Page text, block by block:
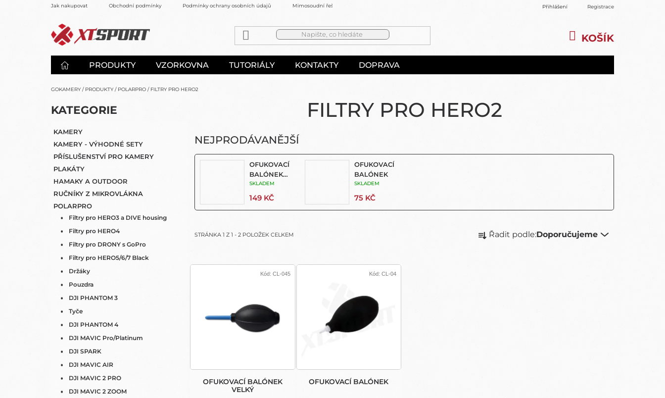
Jak nakupovat Obchodní podmínky Podmínky ochrany osobních údajů Mimosoudní řešení sporů Přihlášení Registrace
KOŠÍK
KOŠÍK
PRODUKTY VZORKOVNA TUTORIÁLY KONTAKTY DOPRAVA
GOKAMERY / PRODUKTY / POLARPRO / FILTRY PRO HERO2
P
O
S
T
R
A
N
N
P
PŘESKOČIT
K
T
E
G
O
R
E
KATEGORIE
KAMERY
KAMERY - VÝHODNÉ SETY
PŘÍSLUŠENSTVÍ PRO KAMERY
PLAKÁTY
HAMAKY A OUTDOOR
RUČNÍKY Z MIKROVLÁKNA
POLARPRO
Filtry pro HERO3 a DIVE housing
Filtry pro HERO4
Filtry pro DRONY s GoPro
Filtry pro HERO5/6/7 Black
Držáky
Pouzdra
DJI PHANTOM 3
Tyče
DJI PHANTOM 4
DJI MAVIC Pro/Platinum
DJI SPARK
DJI MAVIC AIR
DJI MAVIC 2 PRO
DJI MAVIC 2 ZOOM
FILTRY PRO HERO2
NEJPRODÁVANĚJŠÍ
OFUKOVACÍ
BALÓNEK
VELKÝ
SKLADEM
149 KČ
OFUKOVACÍ
BALÓNEK
SKLADEM
75 KČ
STRÁNKA 1 Z 1 - 2 POLOŽEK CELKEM
A Řadit podle:Doporučujeme
V
U
OFUKOVACÍ BALÓNEK
VELKÝ
Kód: CL-045
OFUKOVACÍ BALÓNEK
Kód: CL-04